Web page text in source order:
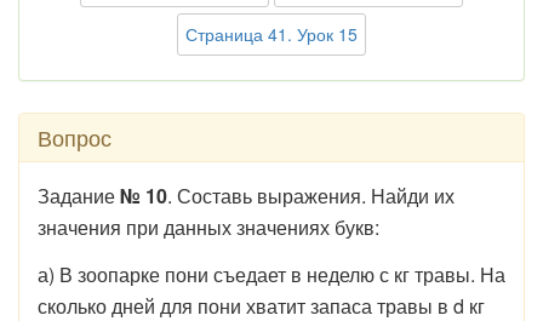
Страница 41. Урок 15
Вопрос
Задание№ 10. Составь выражения. Найди их
значения при данных значениях букв:
а) В зоопарке пони съедает в неделю с кг травы. На
сколько дней для пони хватит запаса травы в d кг